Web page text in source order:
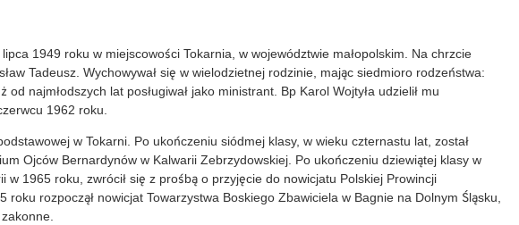
lipca 1949 roku w miejscowości Tokarnia, w województwie małopolskim. Na chrzcie
Tadeusz. Wychowywał się w wielodzietnej rodzinie, mając siedmioro rodzeństwa:
najmłodszych lat posługiwał jako ministrant. Bp Karol Wojtyła udzielił mu
1962 roku.
w Tokarni. Po ukończeniu siódmej klasy, w wieku czternastu lat, został
Ojców Bernardynów w Kalwarii Zebrzydowskiej. Po ukończeniu dziewiątej klasy w
w 1965 roku, zwrócił się z prośbą o przyjęcie do nowicjatu Polskiej Prowincji
roku rozpoczął nowicjat Towarzystwa Boskiego Zbawiciela w Bagnie na Dolnym Śląsku,